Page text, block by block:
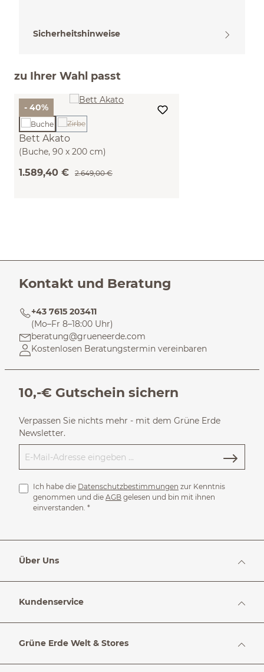
Sicherheitshinweise
zu Ihrer Wahl passt
- 40%
Bett Akato
(Buche, 90 x 200 cm)
1.589,40 € 2.649,00 €
Kontakt und Beratung
+43 7615 203411
(Mo–Fr 8–18:00 Uhr)
beratung@grueneerde.com
Kostenlosen Beratungstermin vereinbaren
10,-€ Gutschein sichern
Verpassen Sie nichts mehr - mit dem Grüne Erde
Newsletter.
Ich habe die Datenschutzbestimmungen zur Kenntnis
genommen und die AGB gelesen und bin mit ihnen
einverstanden. *
Über Uns
Kundenservice
Grüne Erde Welt & Stores